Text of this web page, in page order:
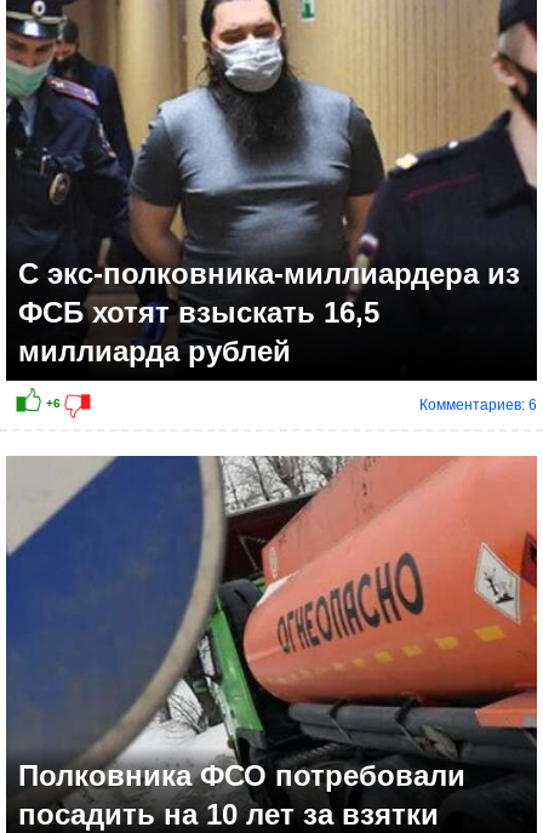
С экс-полковника-миллиардера из
ФСБ хотят взыскать 16,5
миллиарда рублей
Комментариев: 6
Полковника ФСО потребовали
посадить на 10 лет за взятки